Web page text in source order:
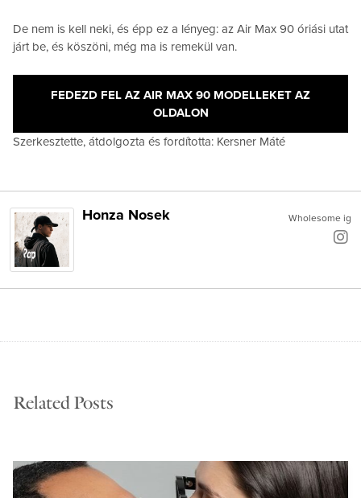
De nem is kell neki, és épp ez a lényeg: az Air Max 90 óriási utat
járt be, és köszöni, még ma is remekül van.
FEDEZD FEL AZ AIR MAX 90 MODELLEKET AZ
OLDALON
Szerkesztette, átdolgozta és fordította: Kersner Máté
Wholesome ig
Honza Nosek
Related Posts